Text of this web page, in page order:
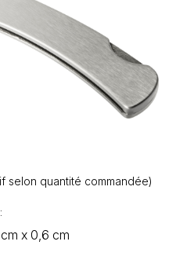
selon quantité commandée)
x 0,6 cm